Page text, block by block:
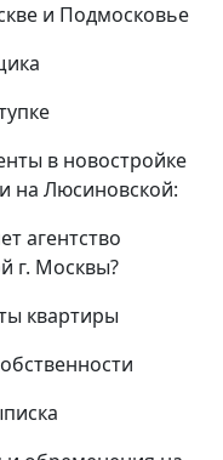
и Подмосковье
в новостройке
на Люсиновской:
агентство
г. Москвы?
квартиры